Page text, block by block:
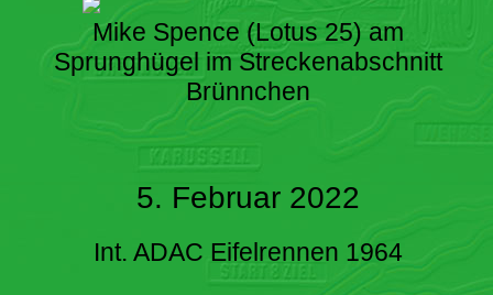
Mike Spence (Lotus 25) am
Sprunghügel im Streckenabschnitt
Brünnchen
5. Februar 2022
Int. ADAC Eifelrennen 1964